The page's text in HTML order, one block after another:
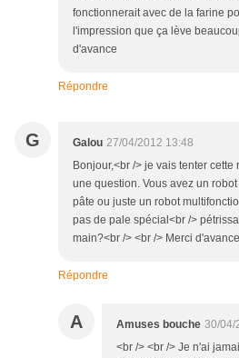
fonctionnerait avec de la farine
l'impression que ça lève
d'avance
Répondre
G Galou 27/04/2012 13:48
Bonjour,<br /> je vais tenter
une question. Vous avez un
pâte ou juste un robot
pas de pale spécial<br />
main?<br /> <br /> Merci d'avance
Répondre
A Amuses bouche 30/04/
<br /> <br /> Je n'ai